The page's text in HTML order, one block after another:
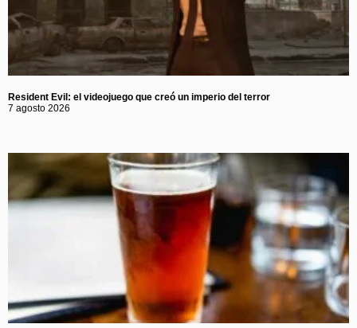
Resident Evil: el videojuego que creó un imperio del terror
7 agosto 2026